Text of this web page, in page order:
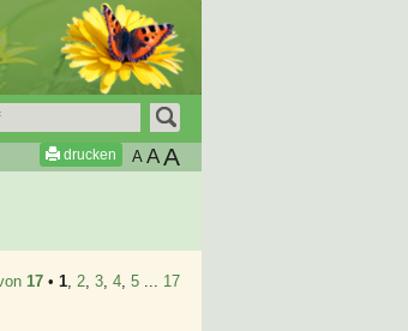
drucken A AA
17 • 1 2 3 4 5 17